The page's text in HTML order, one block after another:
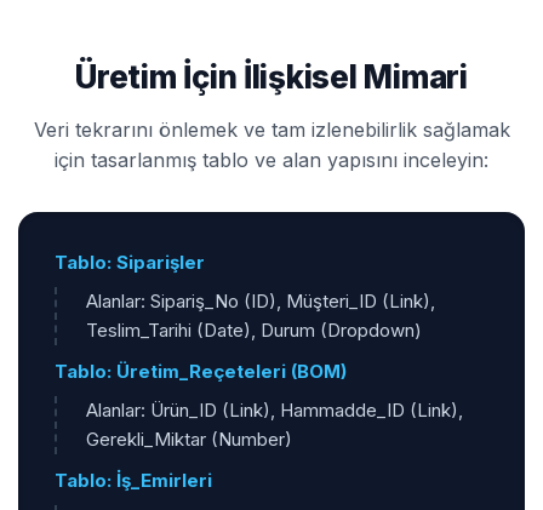
Üretim İçin İlişkisel Mimari
Veri tekrarını önlemek ve tam izlenebilirlik sağlamak
için tasarlanmış tablo ve alan yapısını inceleyin:
Tablo: Siparişler
Alanlar: Sipariş_No (ID), Müşteri_ID (Link),
Teslim_Tarihi (Date), Durum (Dropdown)
Tablo: Üretim_Reçeteleri (BOM)
Alanlar: Ürün_ID (Link), Hammadde_ID (Link),
Gerekli_Miktar (Number)
Tablo: İş_Emirleri